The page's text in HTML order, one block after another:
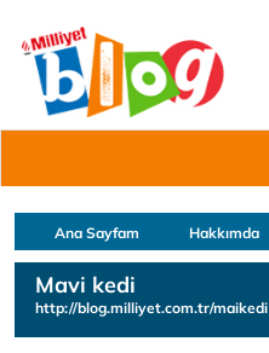
Ana Sayfam Hakkımda
Mavi kedi
http://blog.milliyet.com.tr/maikedi